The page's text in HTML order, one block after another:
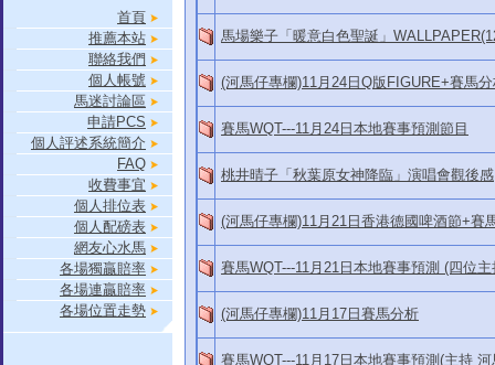
首頁
推薦本站
聯絡我們
個人帳號
馬迷討論區
申請PCS
個人評述系統簡介
FAQ
收費事宜
個人排位表
個人配磅表
網友心水馬
各場獨贏賠率
各場連贏賠率
各場位置走勢
馬場樂子「暖意白色聖誕」
(河馬仔專欄)11月24日Q版FIGURE+賽馬
賽馬WQT---11月24日本地賽事預測節目
桃井晴子「秋葉原女神降臨」演唱會觀後感
(河馬仔專欄)11月21日香港德國啤酒節+賽
賽馬WQT---11月21日本地賽事預測 (四位主
(河馬仔專欄)11月17日賽馬分析
賽馬WQT---11月17日本地賽事預測(主持